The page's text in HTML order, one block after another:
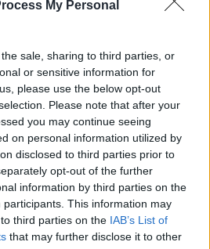
My Personal
sale, sharing to third parties, or
or sensitive information for
please use the below opt-out
Please note that after your
you may continue seeing
on personal information utilized by
disclosed to third parties prior to
opt-out of the further
information by third parties on the
participants. This information may
third parties on the IAB’s List of
that may further disclose it to other
VIDEÓN az Indy-játék